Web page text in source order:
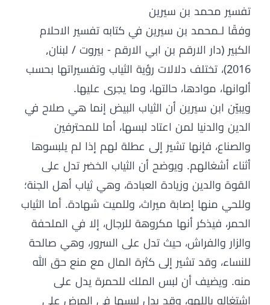
تفسير محمد بن سيرين
وفقًا لـمحمد بن سيرين في كتابه تفسير الاحلام
الكبير (دار الارقم بن ابي الارقم - بيروت / لبنان,
2016)، تختلف دلالات رؤية الثياب وتفسيراتها بحسب
ألوانها، موادها، حالتها، وما يجرى عليها.
ويبيّن ابن سيرين أن الثياب البيض إنما هي صلاح في
الدين والدنيا لمن اعتاد لبسها، أما للمحترفين
والصناع، فإنها تشير إلى عطلة لهم إذا لم يلبسوها
أثناء أشغالهم. ويوضح أن الثياب الخضر تدل على
القوة والدين وزيادة العبادة، وهي ثياب أهل الجنة؛
وللحي منها إصابة ميراث، وللميت شهادة. أما الثياب
الحمر، فيذكر أنها مكروهة للرجال، إلا في الملحفة
والزار والفراش، حيث تدل على السرور، وهي صالحة
للنساء، وقد تشير إلى كثرة المال مع منع حق الله
منه. ويضيف أن لبس الملك للحمرة يدل على
اشتغاله باللهو، وقد يدل لبسها في المرض على